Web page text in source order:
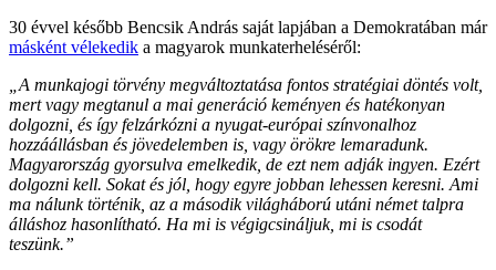
30 évvel később Bencsik András saját lapjában a Demokratában már
másként vélekedik a magyarok munkaterheléséről:
„A munkajogi törvény megváltoztatása fontos stratégiai döntés volt,
mert vagy megtanul a mai generáció keményen és hatékonyan
dolgozni, és így felzárkózni a nyugat-európai színvonalhoz
hozzáállásban és jövedelemben is, vagy örökre lemaradunk.
Magyarország gyorsulva emelkedik, de ezt nem adják ingyen. Ezért
dolgozni kell. Sokat és jól, hogy egyre jobban lehessen keresni. Ami
ma nálunk történik, az a második világháború utáni német talpra
álláshoz hasonlítható. Ha mi is végigcsináljuk, mi is csodát
teszünk.”